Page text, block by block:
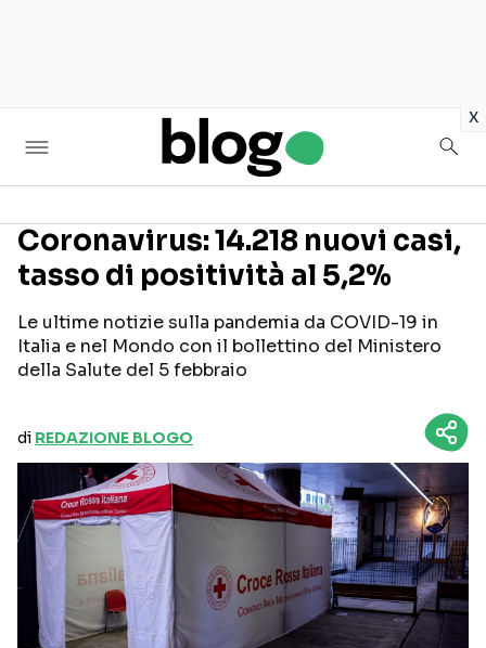
x
Seguici sui social
Coronavirus: 14.218 nuovi casi,
tasso di positività al 5,2%
Le ultime notizie sulla pandemia da COVID-19 in
Italia e nel Mondo con il bollettino del Ministero
della Salute del 5 febbraio
di REDAZIONE BLOGO